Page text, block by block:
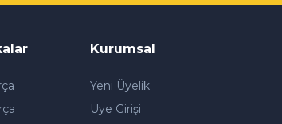
Kurumsal
Yeni Üyelik
Üye Girişi